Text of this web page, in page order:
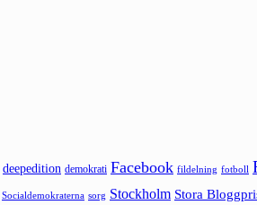
deepedition demokrati Facebook fildelning fotboll
Socialdemokraterna sorg Stockholm Stora